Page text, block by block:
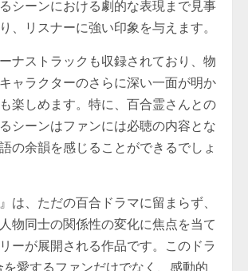
シーンにおける劇的な表現まで見事
、リスナーに強い印象を与えます。
ナストラックも収録されており、物
ャラクターのさらに深い一面が明か
楽しめます。特に、百合霊さんとの
シーンはファンには必聴の内容とな
の余韻を感じることができるでしょ
は、ただの百合ドラマに留まらず、
物同士の関係性の変化に焦点を当て
ーが展開される作品です。このドラ
を愛するファンだけでなく、感動的